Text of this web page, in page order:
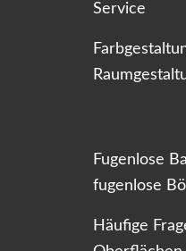
Service
Fugenlose
fugenlose
Häufige